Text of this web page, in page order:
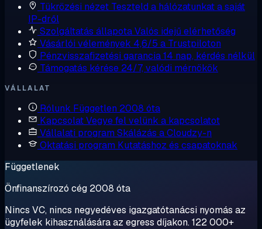
Tükrözési nézet Teszteld a hálózatunkat a saját
IP-dről
Szolgáltatás állapotaValós idejű elérhetőség
Vásárlói vélemények 4,6/5 a Trustpiloton
Pénzvisszafizetési garancia14 nap, kérdés nélkül
Támogatás kérése 24/7, valódi mérnökök
VÁLLALAT
Rólunk Független 2008 óta
KapcsolatVegye fel velünk a kapcsolatot
Vállalati program Skálázás a Cloudzy-n
Oktatási program Kutatáshoz és csapatoknak
Függetlenek
Önfinanszírozó cég 2008 óta
Nincs VC, nincs negyedéves igazgatótanácsi nyomás az
ügyfelek kihasználására az egress díjakon. 122 000+